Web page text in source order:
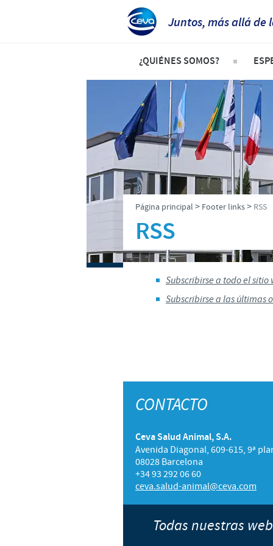
Juntos, más allá de
¿QUIÉNES SOMOS?
Términos y condiciones
Ceva en el mundo
Somos la quinta mayor
Historia
Visión
Valores
Investigación y Desarrollo
Producción
Página principal > Footer links> RSS
RSS
Subscribirse a todo el sitio
Subscribirse a las últimas
CONTACTO
Ceva Salud Animal, S.A.
Avenida Diagonal, 609-615, 9ª
08028 Barcelona
+34 93 292 06 60
ceva.salud-animal@ceva.com
Todas nuestras